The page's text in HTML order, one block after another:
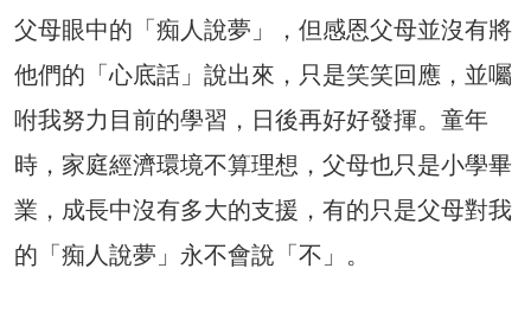
父母眼中的「痴人說夢」，但感恩父母並沒有將
他們的「心底話」說出來，只是笑笑回應，並囑
咐我努力目前的學習，日後再好好發揮。童年
時，家庭經濟環境不算理想，父母也只是小學畢
業，成長中沒有多大的支援，有的只是父母對我
的「痴人說夢」永不會說「不」。